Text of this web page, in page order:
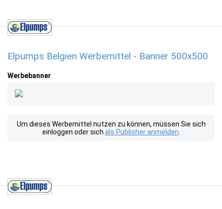
Elpumps Belgien Werbemittel - Banner 500x500
Werbebanner
Um dieses Werbemittel nutzen zu können, müssen Sie sich
einloggen oder sich als Publisher anmelden